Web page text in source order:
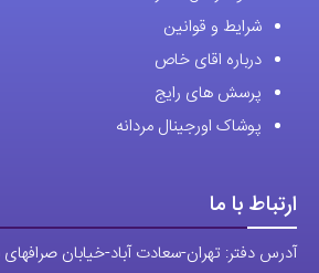
نحوه ارسال سفارشات
شرایط و قوانین
درباره اقای خاص
پرسش های رایج
ارتباط با ما